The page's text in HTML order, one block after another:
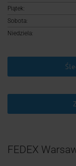
Piątek:
Sobota:
Niedziela:
FEDEX